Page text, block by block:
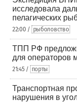
исследовала
пелагических
22:00 / рыболовство
ТПП РФ
для операторов
21:45 / порты
Транспортная
нарушения в